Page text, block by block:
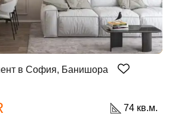
в София, Банишора
74 кв.м.